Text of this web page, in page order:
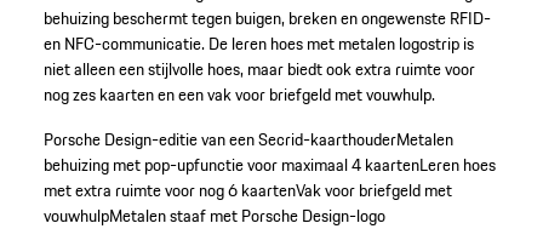
behuizing beschermt tegen buigen, breken en ongewenste RFID-
en NFC-communicatie. De leren hoes met metalen logostrip is
niet alleen een stijlvolle hoes, maar biedt ook extra ruimte voor
nog zes kaarten en een vak voor briefgeld met vouwhulp.
Porsche Design-editie van een Secrid-kaarthouderMetalen
behuizing met pop-upfunctie voor maximaal 4 kaartenLeren hoes
met extra ruimte voor nog 6 kaartenVak voor briefgeld met
vouwhulpMetalen staaf met Porsche Design-logo